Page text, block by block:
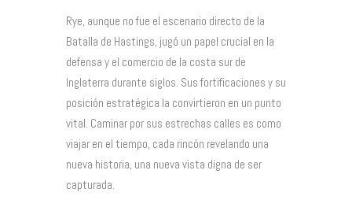
Rye, aunque no fue el escenario directo de la
Batalla de Hastings, jugó un papel crucial en la
defensa y el comercio de la costa sur de
Inglaterra durante siglos. Sus fortificaciones y su
posición estratégica la convirtieron en un punto
vital. Caminar por sus estrechas calles es como
viajar en el tiempo, cada rincón revelando una
nueva historia, una nueva vista digna de ser
capturada.